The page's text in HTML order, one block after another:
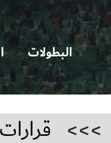
البطولات
>>>